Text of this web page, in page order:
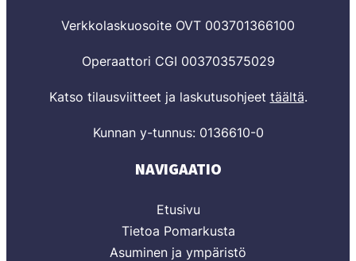
Verkkolaskuosoite OVT 003701366100
Operaattori CGI 003703575029
Katso tilausviitteet ja laskutusohjeet täältä.
Kunnan y-tunnus: 0136610-0
NAVIGAATIO
Etusivu
Tietoa Pomarkusta
Asuminen ja ympäristö